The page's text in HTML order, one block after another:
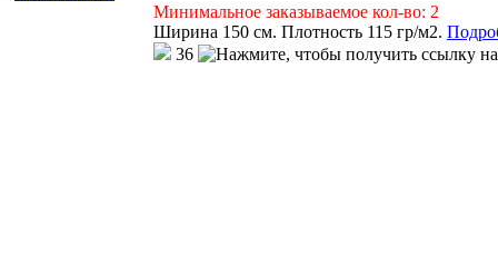
Минимальное заказываемое кол-во: 2
Ширина 150 см. Плотность 115 гр/м2.
36